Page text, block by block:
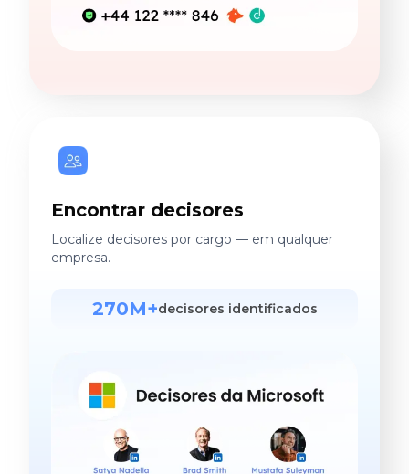
Encontrar decisores
Localize decisores por cargo — em qualquer
empresa.
270M+decisores identificados